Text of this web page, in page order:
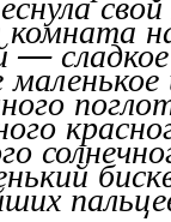
комната
сладкое